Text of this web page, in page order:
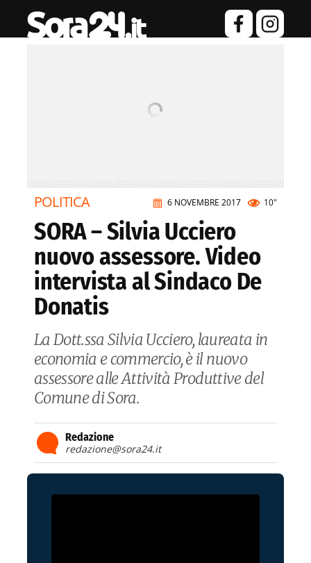
6 NOVEMBRE 2017 10"
POLITICA
SORA – Silvia Ucciero
nuovo assessore. Video
intervista al Sindaco De
Donatis
La Dott.ssa Silvia Ucciero, laureata in
economia e commercio, è il nuovo
assessore alle Attività Produttive del
Comune di Sora.
Redazione
redazione@sora24.it